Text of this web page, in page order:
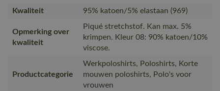
Kwaliteit 95% katoen/5% elastaan (969)
Opmerking over
kwaliteit
Piqué stretchstof. Kan max. 5%
krimpen. Kleur 08: 90% katoen/10%
viscose.
Productcategorie
Werkpoloshirts, Poloshirts, Korte
mouwen poloshirts, Polo's voor
vrouwen